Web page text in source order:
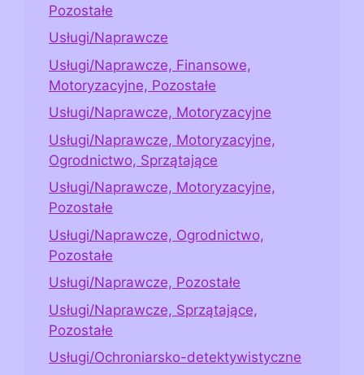
Pozostałe
Usługi/Naprawcze
Usługi/Naprawcze, Finansowe,
Motoryzacyjne, Pozostałe
Usługi/Naprawcze, Motoryzacyjne
Usługi/Naprawcze, Motoryzacyjne,
Ogrodnictwo, Sprzątające
Usługi/Naprawcze, Motoryzacyjne,
Pozostałe
Usługi/Naprawcze, Ogrodnictwo,
Pozostałe
Usługi/Naprawcze, Pozostałe
Usługi/Naprawcze, Sprzątające,
Pozostałe
Usługi/Ochroniarsko-detektywistyczne